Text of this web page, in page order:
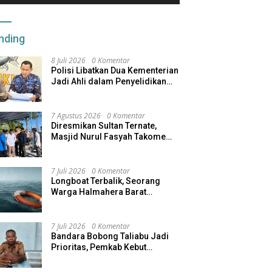
8 Juli 2026 0 Komentar
Polisi Libatkan Dua Kementerian
Jadi Ahli dalam Penyelidikan
7 Agustus 2026 0 Komentar
Diresmikan Sultan Ternate,
Masjid Nurul Fasyah Takome
7 Juli 2026 0 Komentar
Longboat Terbalik, Seorang
Warga Halmahera Barat
7 Juli 2026 0 Komentar
Bandara Bobong Taliabu Jadi
Prioritas, Pemkab Kebut